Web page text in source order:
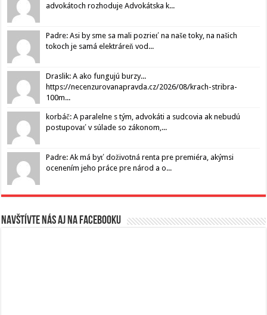
advokátoch rozhoduje Advokátska k...
Padre: Asi by sme sa mali pozrieť na naše toky, na našich
tokoch je samá elektráreň vod...
Draslik: A ako fungujú burzy...
https://necenzurovanapravda.cz/2026/08/krach-stribra-
100m...
korbáč: A paralelne s tým, advokáti a sudcovia ak nebudú
postupovať v súlade so zákonom,...
Padre: Ak má byť doživotná renta pre premiéra, akýmsi
ocenením jeho práce pre národ a o...
Navštívte nás aj na Facebooku